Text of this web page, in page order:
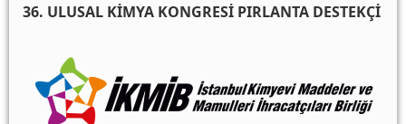
36. ULUSAL KİMYA KONGRESİ PIRLANTA DESTEKÇİ